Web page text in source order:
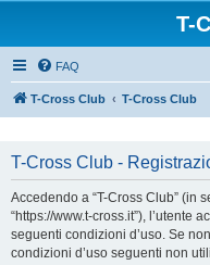
T-
FAQ
T-Cross Club T-Cross Club
T-Cross Club -
Accedendo a “T-Cross Club” (in
“https://www.t-cross.it”), l’utente
seguenti condizioni d’uso. Se
condizioni d’uso seguenti non